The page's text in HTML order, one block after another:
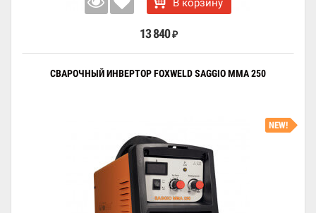
В корзину
13 840 ₽
СВАРОЧНЫЙ ИНВЕРТОР FOXWELD SAGGIO MMA 250
NEW!